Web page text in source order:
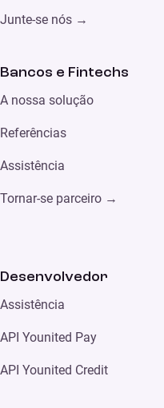
Junte-se nós →
Bancos e Fintechs
A nossa solução
Referências
Assistência
Tornar-se parceiro →
Desenvolvedor
Assistência
API Younited Pay
API Younited Credit